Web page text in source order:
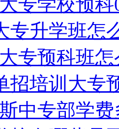
专升学班怎
专预科班
招培训大专
中专部学